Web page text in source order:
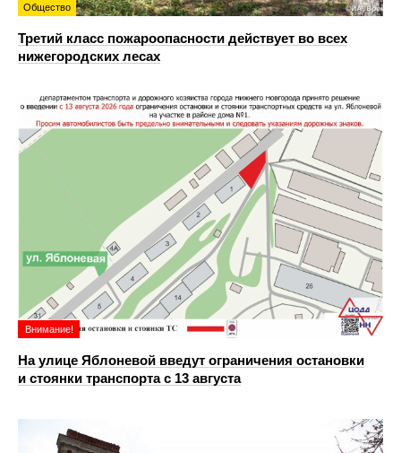
Общество
Третий класс пожароопасности действует во всех
нижегородских лесах
Внимание!
На улице Яблоневой введут ограничения остановки
и стоянки транспорта с 13 августа